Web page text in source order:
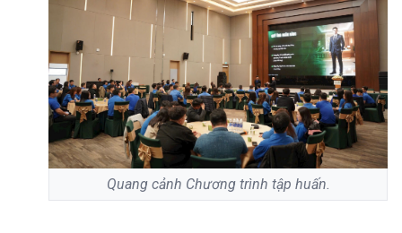
Quang cảnh Chương trình tập huấn.